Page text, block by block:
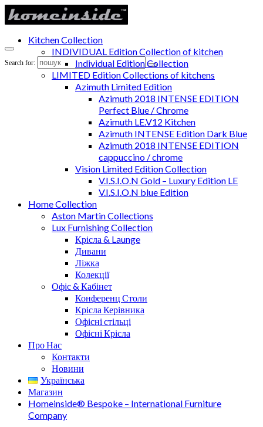
Search for:
Kitchen Collection
INDIVIDUAL Edition Collection of kitchen
Individual Edition Collection
LIMITED Edition Collections of kitchens
Azimuth Limited Edition
Azimuth 2018 INTENSE EDITION
Perfect Blue / Chrome
Azimuth LE.V12 Kitchen
Azimuth INTENSE Edition Dark Blue
Azimuth 2018 INTENSE EDITION
cappuccino / chrome
Vision Limited Edition Collection
V.I.S.I.O.N Gold – Luxury Edition LE
V.I.S.I.O.N blue Edition
Home Collection
Aston Martin Collections
Lux Furnishing Collection
Крісла & Launge
Дивани
Ліжка
Колекції
Офіс & Кабінет
Конференц Столи
Крісла Керівника
Офісні стільці
Офісні Крісла
Про Нас
Контакти
Новини
Українська
Магазин
Homeinside® Bespoke – International Furniture
Company